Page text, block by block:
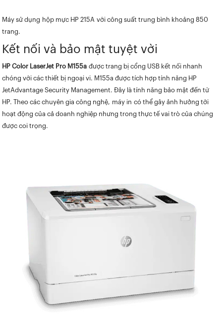
Máy sử dụng hộp mực HP 215A với công suất trung bình khoảng 850
trang.
Kết nối và bảo mật tuyệt vời
HP Color LaserJet Pro M155a được trang bị cổng USB kết nối nhanh
chóng với các thiết bị ngoại vi. M155a được tích hợp tính năng HP
JetAdvantage Security Management. Đây là tính năng bảo mật đến từ
HP. Theo các chuyên gia công nghệ, máy in có thể gây ảnh hưởng tới
hoạt động của cả doanh nghiệp nhưng trong thực tế vai trò của chúng
được coi trọng.